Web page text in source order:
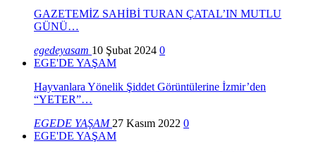
GAZETEMİZ SAHİBİ TURAN ÇATAL’IN MUTLU
GÜNÜ…
egedeyasam 10 Şubat 2024 0
EGE'DE YAŞAM
Hayvanlara Yönelik Şiddet Görüntülerine İzmir’den
“YETER”…
EGEDE YAŞAM 27 Kasım 2022 0
EGE'DE YAŞAM